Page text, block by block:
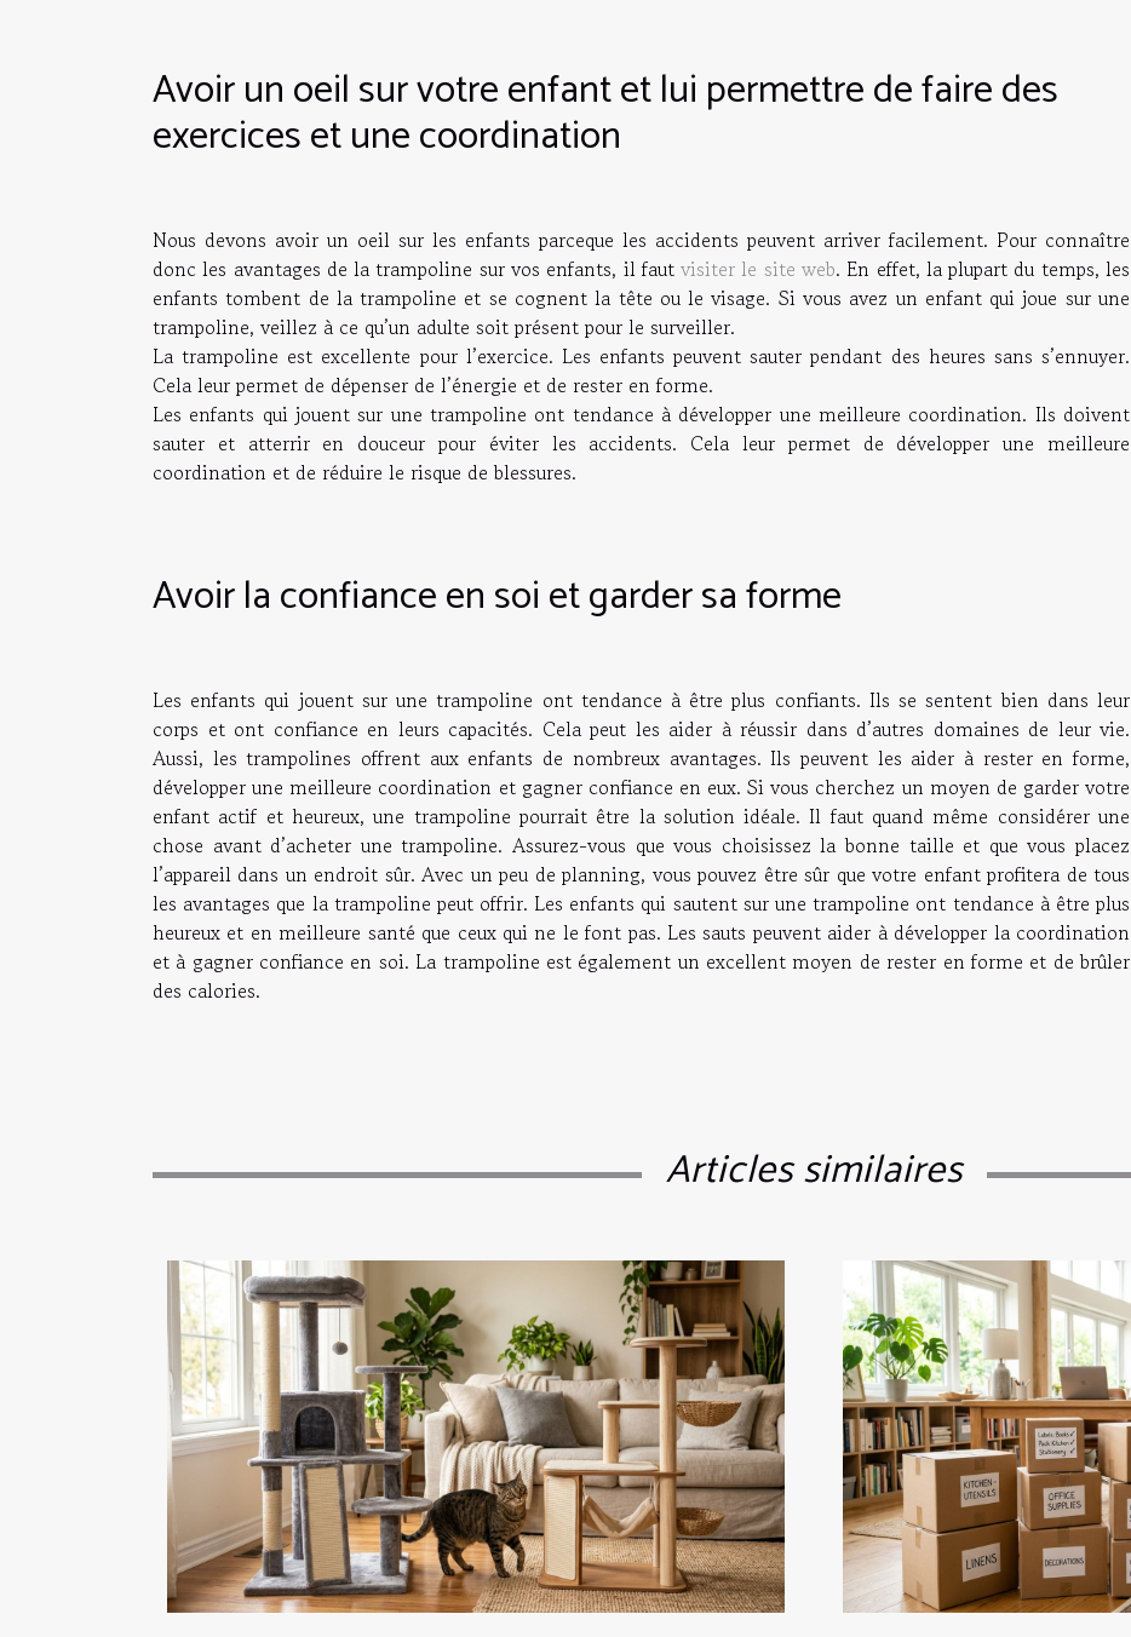
Avoir un oeil sur votre enfant et lui permettre de faire des
exercices et une coordination
Nous devons avoir un oeil sur les enfants parceque les accidents peuvent arriver facilement. Pour connaître
donc les avantages de la trampoline sur vos enfants, il fautvisiter le site web. En effet, la plupart du temps, les
enfants tombent de la trampoline et se cognent la tête ou le visage. Si vous avez un enfant qui joue sur une
trampoline, veillez à ce qu’un adulte soit présent pour le surveiller.
La trampoline est excellente pour l’exercice. Les enfants peuvent sauter pendant des heures sans s’ennuyer.
Cela leur permet de dépenser de l’énergie et de rester en forme.
Les enfants qui jouent sur une trampoline ont tendance à développer une meilleure coordination. Ils doivent
sauter et atterrir en douceur pour éviter les accidents. Cela leur permet de développer une meilleure
coordination et de réduire le risque de blessures.
Avoir la confiance en soi et garder sa forme
Les enfants qui jouent sur une trampoline ont tendance à être plus confiants. Ils se sentent bien dans leur
corps et ont confiance en leurs capacités. Cela peut les aider à réussir dans d’autres domaines de leur vie.
Aussi, les trampolines offrent aux enfants de nombreux avantages. Ils peuvent les aider à rester en forme,
développer une meilleure coordination et gagner confiance en eux. Si vous cherchez un moyen de garder votre
enfant actif et heureux, une trampoline pourrait être la solution idéale. Il faut quand même considérer une
chose avant d’acheter une trampoline. Assurez-vous que vous choisissez la bonne taille et que vous placez
l’appareil dans un endroit sûr. Avec un peu de planning, vous pouvez être sûr que votre enfant profitera de tous
les avantages que la trampoline peut offrir. Les enfants qui sautent sur une trampoline ont tendance à être plus
heureux et en meilleure santé que ceux qui ne le font pas. Les sauts peuvent aider à développer la coordination
et à gagner confiance en soi. La trampoline est également un excellent moyen de rester en forme et de brûler
des calories.
Articles similaires